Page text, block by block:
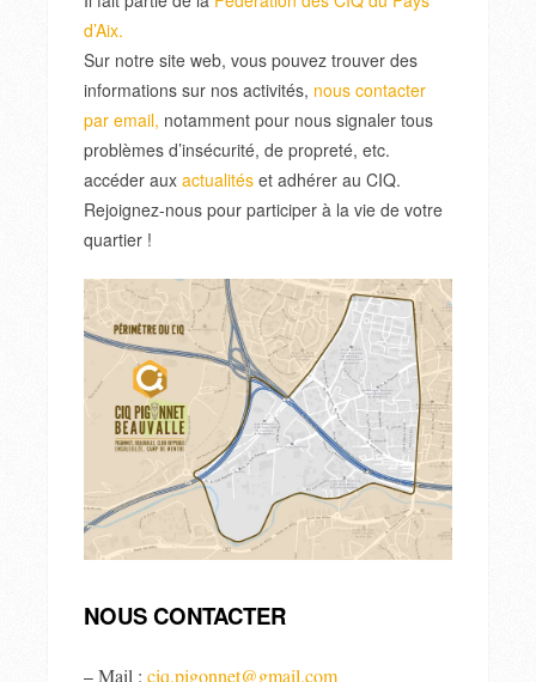
d’Aix.
Sur notre site web, vous pouvez trouver des
informations sur nos activités, nous contacter
par email, notamment pour nous signaler tous
problèmes d’insécurité, de propreté, etc.
accéder aux actualités et adhérer au CIQ.
Rejoignez-nous pour participer à la vie de votre
quartier !
NOUS CONTACTER
– Mail : ciq.pigonnet@gmail.com